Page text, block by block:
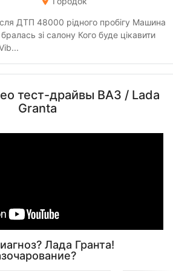
ДТП 48000 рідного пробігу Машина
Кого буде цікавити
тест-драйвы ВАЗ / Lada
Granta
Лада Гранта!